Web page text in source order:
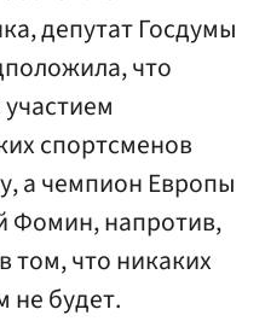
депутат Госдумы
что
спортсменов
а чемпион Европы
Фомин, напротив,
том, что никаких
не будет.